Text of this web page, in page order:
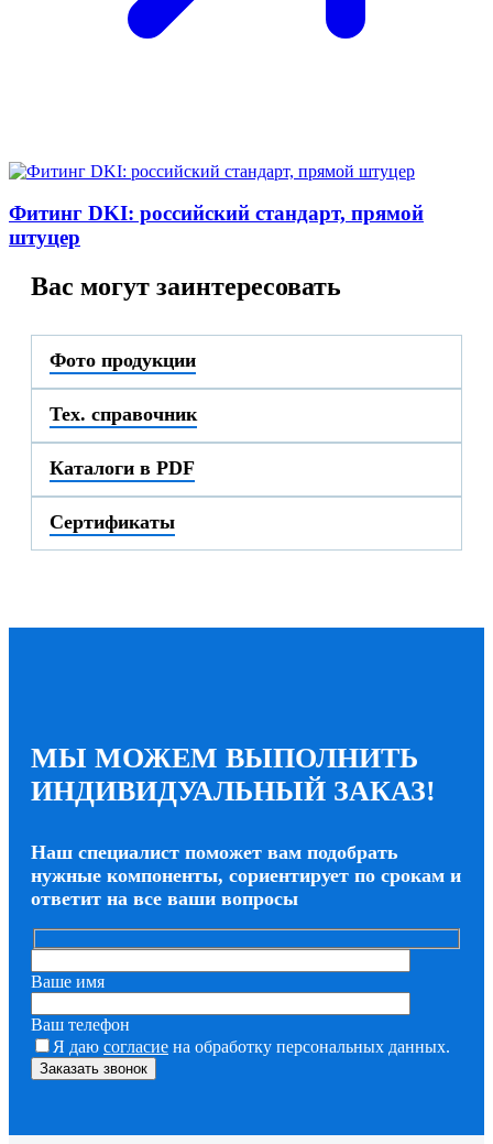
Фитинг DKI: российский стандарт, прямой
штуцер
Вас могут заинтересовать
Фото продукции
Тех. справочник
Каталоги в PDF
Сертификаты
МЫ МОЖЕМ ВЫПОЛНИТЬ
ИНДИВИДУАЛЬНЫЙ ЗАКАЗ!
Наш специалист поможет вам подобрать
нужные компоненты, сориентирует по срокам и
ответит на все ваши вопросы
Ваше имя
Ваш телефон
Я даю согласие на обработку персональных данных.